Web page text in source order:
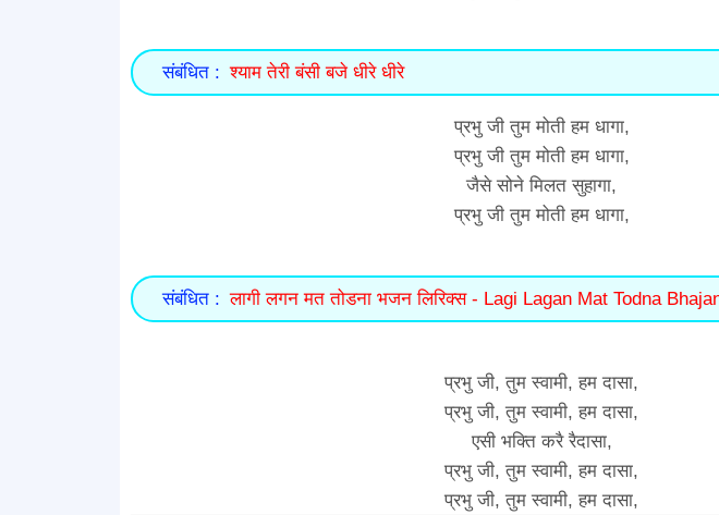
संबंधित : श्याम तेरी बंसी बजे धीरे धीरे
प्रभु जी तुम मोती हम धागा,
प्रभु जी तुम मोती हम धागा,
जैसे सोने मिलत सुहागा,
प्रभु जी तुम मोती हम धागा,
संबंधित : लागी लगन मत तोडना भजन लिरिक्स - Lagi Lagan Mat Todna
प्रभु जी, तुम स्वामी, हम दासा,
प्रभु जी, तुम स्वामी, हम दासा,
एसी भक्ति करै रैदासा,
प्रभु जी, तुम स्वामी, हम दासा,
प्रभु जी, तुम स्वामी, हम दासा,